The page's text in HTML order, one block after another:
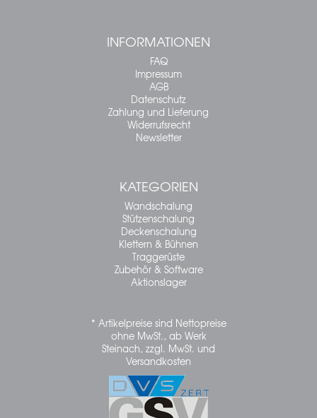
INFORMATIONEN
FAQ
Impressum
AGB
Datenschutz
Zahlung und Lieferung
Widerrufsrecht
Newsletter
KATEGORIEN
Wandschalung
Stützenschalung
Deckenschalung
Klettern & Bühnen
Traggerüste
Zubehör & Software
Aktionslager
* Artikelpreise sind Nettopreise
ohne MwSt., ab Werk
Steinach, zzgl. MwSt. und
Versandkosten